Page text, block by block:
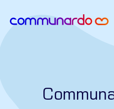
zurück zur Startseite